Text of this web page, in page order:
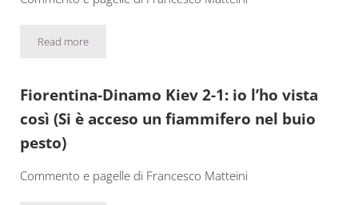
Read moreLosanna-Fiorentina 1-0: io l’ho vista così (Maledetta nebbia…
Fiorentina-Dinamo Kiev 2-1: io l’ho vista
così (Si è acceso un fiammifero nel buio
pesto)
Commento e pagelle di Francesco Matteini